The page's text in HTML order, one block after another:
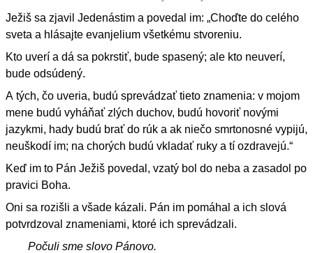
Ježiš sa zjavil Jedenástim a povedal im: „Choďte do celého
sveta a hlásajte evanjelium všetkému stvoreniu.
Kto uverí a dá sa pokrstiť, bude spasený; ale kto neuverí,
bude odsúdený.
A tých, čo uveria, budú sprevádzať tieto znamenia: v mojom
mene budú vyháňať zlých duchov, budú hovoriť novými
jazykmi, hady budú brať do rúk a ak niečo smrtonosné vypijú,
neuškodí im; na chorých budú vkladať ruky a tí ozdravejú.“
Keď im to Pán Ježiš povedal, vzatý bol do neba a zasadol po
pravici Boha.
Oni sa rozišli a všade kázali. Pán im pomáhal a ich slová
potvrdzoval znameniami, ktoré ich sprevádzali.
Počuli sme slovo Pánovo.